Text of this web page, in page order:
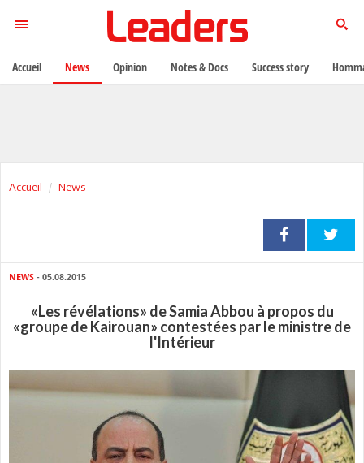
Accueil News
NEWS - 05.08.2015
«Les révélations» de Samia Abbou à propos du
«groupe de Kairouan» contestées par le ministre de
l'Intérieur
Accueil News Opinion Notes & Docs Success story